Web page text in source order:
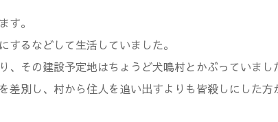
す。
るなどして生活していました。
、その建設予定地はちょうど犬鳴村とかぶっていまし
差別し、村から住人を追い出すよりも皆殺しにした